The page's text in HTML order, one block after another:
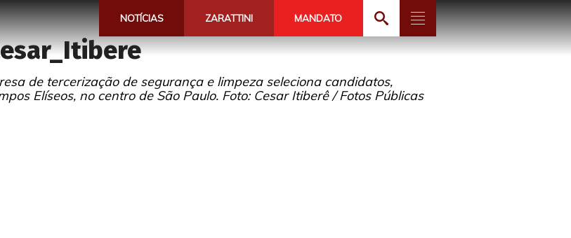
NOTÍCIAS ZARATTINI MANDATO
de tercerização de segurança e limpeza seleciona candidatos,
Elíseos, no centro de São Paulo. Foto: Cesar Itiberê / Fotos Públicas